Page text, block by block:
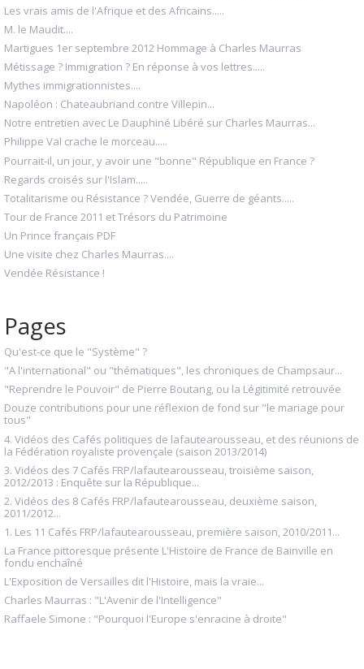
Les vrais amis de l'Afrique et des Africains.....
M. le Maudit....
Martigues 1er septembre 2012 Hommage à Charles Maurras
Métissage ? Immigration ? En réponse à vos lettres.....
Mythes immigrationnistes....
Napoléon : Chateaubriand contre Villepin...
Notre entretien avec Le Dauphiné Libéré sur Charles Maurras...
Philippe Val crache le morceau.....
Pourrait-il, un jour, y avoir une "bonne" République en France ?
Regards croisés sur l'Islam.....
Totalitarisme ou Résistance ? Vendée, Guerre de géants.....
Tour de France 2011 et Trésors du Patrimoine
Un Prince français PDF
Une visite chez Charles Maurras....
Vendée Résistance !
Pages
Qu'est-ce que le "Système" ?
"A l'international" ou "thématiques", les chroniques de Champsaur...
"Reprendre le Pouvoir" de Pierre Boutang, ou la Légitimité retrouvée
Douze contributions pour une réflexion de fond sur "le mariage pour
tous"
4. Vidéos des Cafés politiques de lafautearousseau, et des réunions de
la Fédération royaliste provençale (saison 2013/2014)
3. Vidéos des 7 Cafés FRP/lafautearousseau, troisième saison,
2012/2013 : Enquête sur la République...
2. Vidéos des 8 Cafés FRP/lafautearousseau, deuxième saison,
2011/2012...
1. Les 11 Cafés FRP/lafautearousseau, première saison, 2010/2011...
La France pittoresque présente L'Histoire de France de Bainville en
fondu enchaîné
L'Exposition de Versailles dit l'Histoire, mais la vraie...
Charles Maurras : "L'Avenir de l'Intelligence"
Raffaele Simone : "Pourquoi l'Europe s'enracine à droite"